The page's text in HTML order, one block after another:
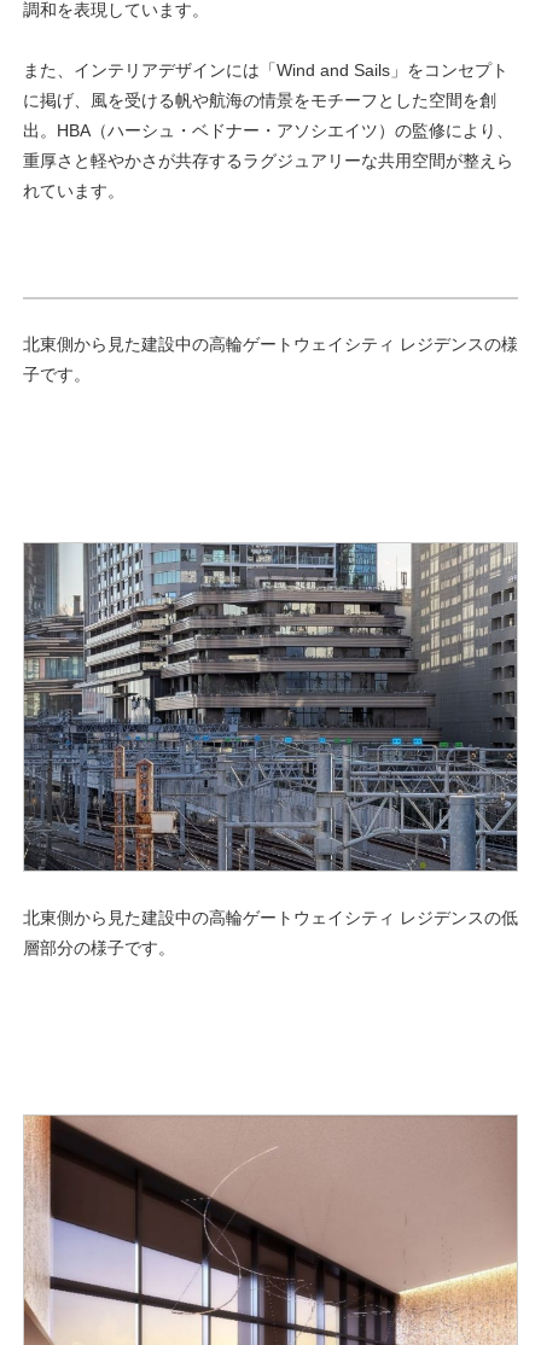
調和を表現しています。
また、インテリアデザインには「Wind and Sails」をコンセプト
に掲げ、風を受ける帆や航海の情景をモチーフとした空間を創
出。HBA（ハーシュ・ベドナー・アソシエイツ）の監修により、
重厚さと軽やかさが共存するラグジュアリーな共用空間が整えら
れています。
北東側から見た建設中の高輪ゲートウェイシティ レジデンスの様
子です。
北東側から見た建設中の高輪ゲートウェイシティ レジデンスの低
層部分の様子です。